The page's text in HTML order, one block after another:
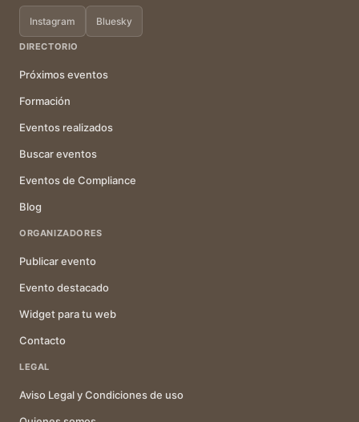
Instagram Bluesky
DIRECTORIO
Próximos eventos
Formación
Eventos realizados
Buscar eventos
Eventos de Compliance
Blog
ORGANIZADORES
Publicar evento
Evento destacado
Widget para tu web
Contacto
LEGAL
Aviso Legal y Condiciones de uso